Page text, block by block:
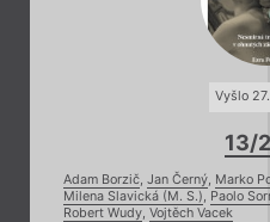
Vyšlo
13/
Adam Borzič, Jan Černý, Marko
Milena Slavická (M. S.), Paolo
Robert Wudy, Vojtěch Vacek